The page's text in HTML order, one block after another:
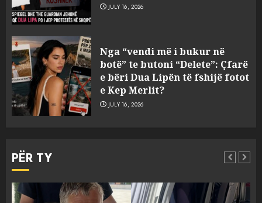
JULY 16, 2026
Nga “vendi më i bukur në
botë” te butoni “Delete”: Çfarë
e bëri Dua Lipën të fshijë fotot
e Kep Merlit?
JULY 16, 2026
PËR TY
3
degjeneron në zjarrvënie në
Vlorë, arrestohet 33-vjeçari
(VIDEO)
AUGUST 7, 2026
4
narkotike!
AUGUST 7, 2026